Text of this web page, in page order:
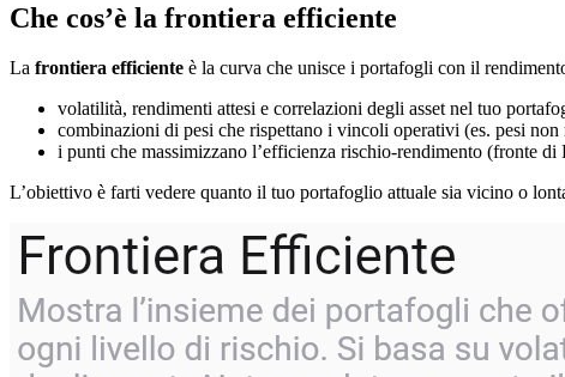
Che cos’è la frontiera efficiente
La frontiera efficiente è la curva che unisce i portafogli con il
volatilità, rendimenti attesi e correlazioni degli asset nel tuo
combinazioni di pesi che rispettano i vincoli operativi (es. pesi
i punti che massimizzano l’efficienza rischio-rendimento (fronte di
L’obiettivo è farti vedere quanto il tuo portafoglio attuale sia vicino o